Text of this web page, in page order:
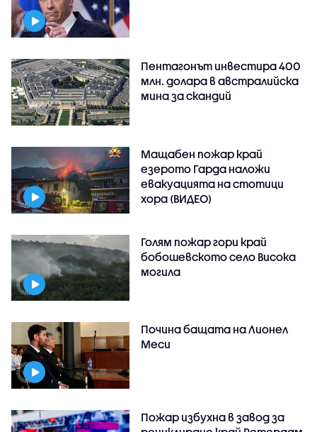
Пентагонът инвестира 400
млн. долара в австралийска
мина за скандий
Мащабен пожар край
езерото Гарда наложи
евакуацията на стотици
хора (ВИДЕО)
Голям пожар гори край
бобошевското село Висока
могила
Почина бащата на Лионел
Меси
Пожар избухна в завод за